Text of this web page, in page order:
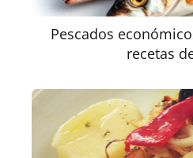
Pescados
recetas